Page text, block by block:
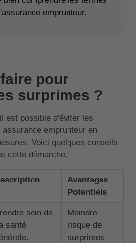
emprunteur.
pour
surprimes ?
est possible d'éviter les
emprunteur en
Voici quelques conseils
cette démarche.
Avantages
Potentiels
soin de
santé
Moindre
risque de
surprimes